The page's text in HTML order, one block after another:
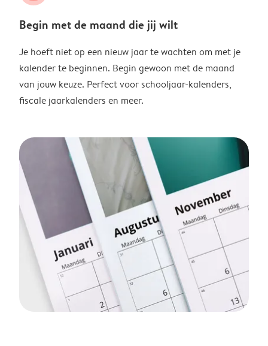
Begin met de maand die jij wilt
Je hoeft niet op een nieuw jaar te wachten om met je
kalender te beginnen. Begin gewoon met de maand
van jouw keuze. Perfect voor schooljaar-kalenders,
fiscale jaarkalenders en meer.